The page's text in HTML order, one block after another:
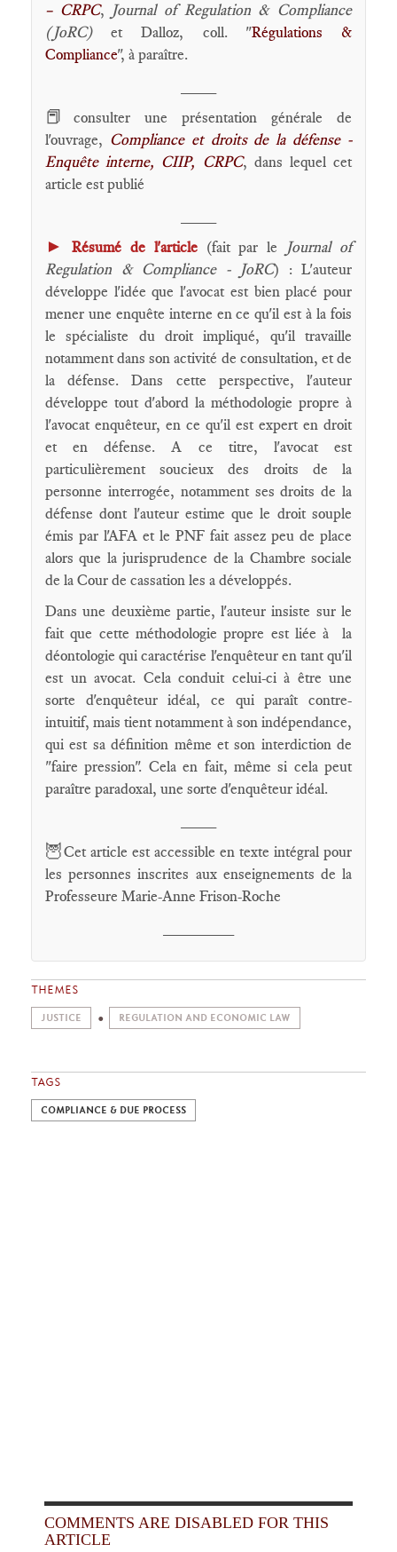
– CRPC, Journal of Regulation & Compliance
(JoRC)et Dalloz, coll. "Régulations &
Compliance", à paraître.
📕 consulter une présentation générale de
l'ouvrage, Compliance et droits de la défense -
Enquête interne, CIIP, CRPC, dans lequel cet
article est publié
► Résumé de l'article (fait par le Journal of
Regulation & Compliance - JoRC) : L'auteur
développe l'idée que l'avocat est bien placé pour
mener une enquête interne en ce qu'il est à la fois
le spécialiste du droit impliqué, qu'il travaille
notamment dans son activité de consultation, et de
la défense. Dans cette perspective, l'auteur
développe tout d'abord la méthodologie propre à
l'avocat enquêteur, en ce qu'il est expert en droit
et en défense. A ce titre, l'avocat est
particulièrement soucieux des droits de la
personne interrogée, notamment ses droits de la
défense dont l'auteur estime que le droit souple
émis par l'AFA et le PNF fait assez peu de place
alors que la jurisprudence de la Chambre sociale
de la Cour de cassation les a développés.
Dans une deuxième partie, l'auteur insiste sur le
fait que cette méthodologie propre est liée à la
déontologie qui caractérise l'enquêteur en tant qu'il
est un avocat. Cela conduit celui-ci à être une
sorte d'enquêteur idéal, ce qui paraît contre-
intuitif, mais tient notamment à son indépendance,
qui est sa définition même et son interdiction de
"faire pression". Cela en fait, même si cela peut
paraître paradoxal, une sorte d'enquêteur idéal.
🦉Cet article est accessible en texte intégral pour
les personnes inscrites aux enseignements de la
Professeure Marie-Anne Frison-Roche
THEMES
JUSTICE REGULATION AND ECONOMIC LAW
TAGS
COMPLIANCE & DUE PROCESS
COMMENTS ARE DISABLED FOR THIS
ARTICLE